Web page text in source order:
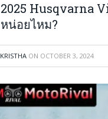
2025 Husqvarna
หน่อยไหม?
KRISTHA ON OCTOBER 3, 2024